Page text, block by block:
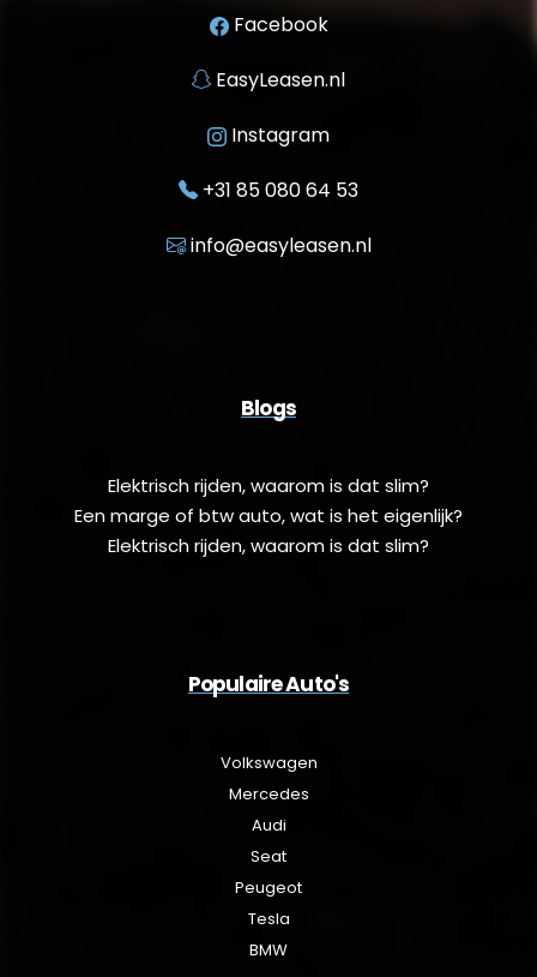
Facebook
EasyLeasen.nl
Instagram
+31 85 080 64 53
info@easyleasen.nl
Blogs
Elektrisch rijden, waarom is dat slim?
Een marge of btw auto, wat is het eigenlijk?
Elektrisch rijden, waarom is dat slim?
Populaire Auto's
Volkswagen
Mercedes
Audi
Seat
Peugeot
Tesla
BMW